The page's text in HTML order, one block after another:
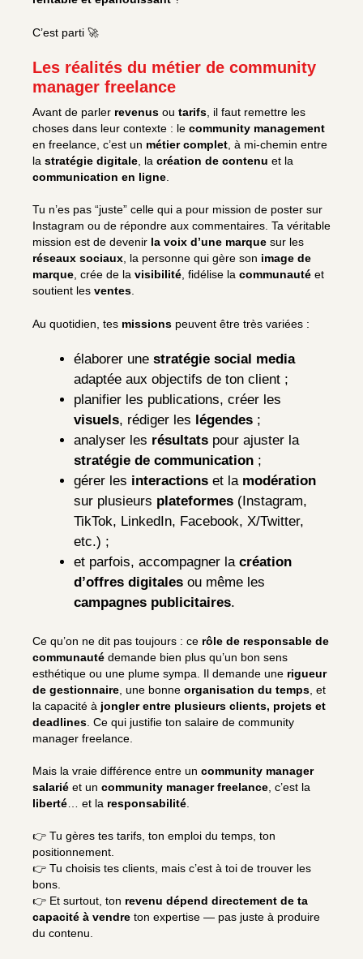
C’est parti 🚀
Les réalités du métier de community
manager freelance
Avant de parler revenus ou tarifs, il faut remettre les
choses dans leur contexte : le community management
en freelance, c’est un métier complet, à mi-chemin entre
la stratégie digitale, la création de contenu et la
communication en ligne.
Tu n’es pas “juste” celle qui a pour mission de poster sur
Instagram ou de répondre aux commentaires. Ta véritable
mission est de devenir la voix d’une marque sur les
réseaux sociaux, la personne qui gère son image de
marque, crée de la visibilité, fidélise la communauté et
soutient les ventes.
Au quotidien, tes missions peuvent être très variées :
élaborer une stratégie social media
adaptée aux objectifs de ton client ;
planifier les publications, créer les
visuels, rédiger les légendes ;
analyser les résultats pour ajuster la
stratégie de communication ;
gérer les interactions et la modération
sur plusieurs plateformes (Instagram,
TikTok, LinkedIn, Facebook, X/Twitter,
etc.) ;
et parfois, accompagner la création
d’offres digitales ou même les
campagnes publicitaires.
Ce qu’on ne dit pas toujours : ce rôle de responsable de
communauté demande bien plus qu’un bon sens
esthétique ou une plume sympa. Il demande une rigueur
de gestionnaire , une bonne organisation du temps , et
la capacité à jongler entre plusieurs clients, projets et
deadlines . Ce qui justifie ton salaire de community
manager freelance.
Mais la vraie différence entre un community manager
salarié et un community manager freelance, c’est la
liberté… et la responsabilité.
👉 Tu gères tes tarifs, ton emploi du temps, ton
positionnement.
👉 Tu choisis tes clients, mais c’est à toi de trouver les
bons.
👉 Et surtout, ton revenu dépend directement de ta
capacité à vendre ton expertise — pas juste à produire
du contenu.